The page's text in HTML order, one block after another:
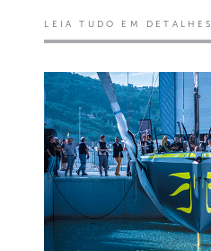
LEIA TUDO EM DETALHES